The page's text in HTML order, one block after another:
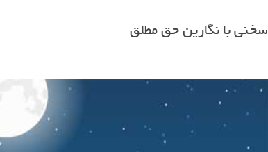
سخنی با نگارین حق مطلق